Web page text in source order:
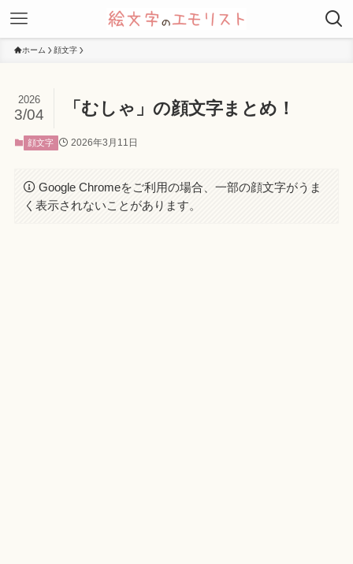
ホーム 顔文字
「むしゃ」の顔文字まとめ！
2026
3/04
顔文字 2026年3月11日
Google Chromeをご利用の場合、一部の顔文字がうま
く表示されないことがあります。